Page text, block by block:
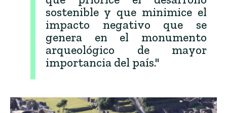
sostenible y que minimice el
impacto negativo que se
genera en el monumento
arqueológico de mayor
importancia del país."